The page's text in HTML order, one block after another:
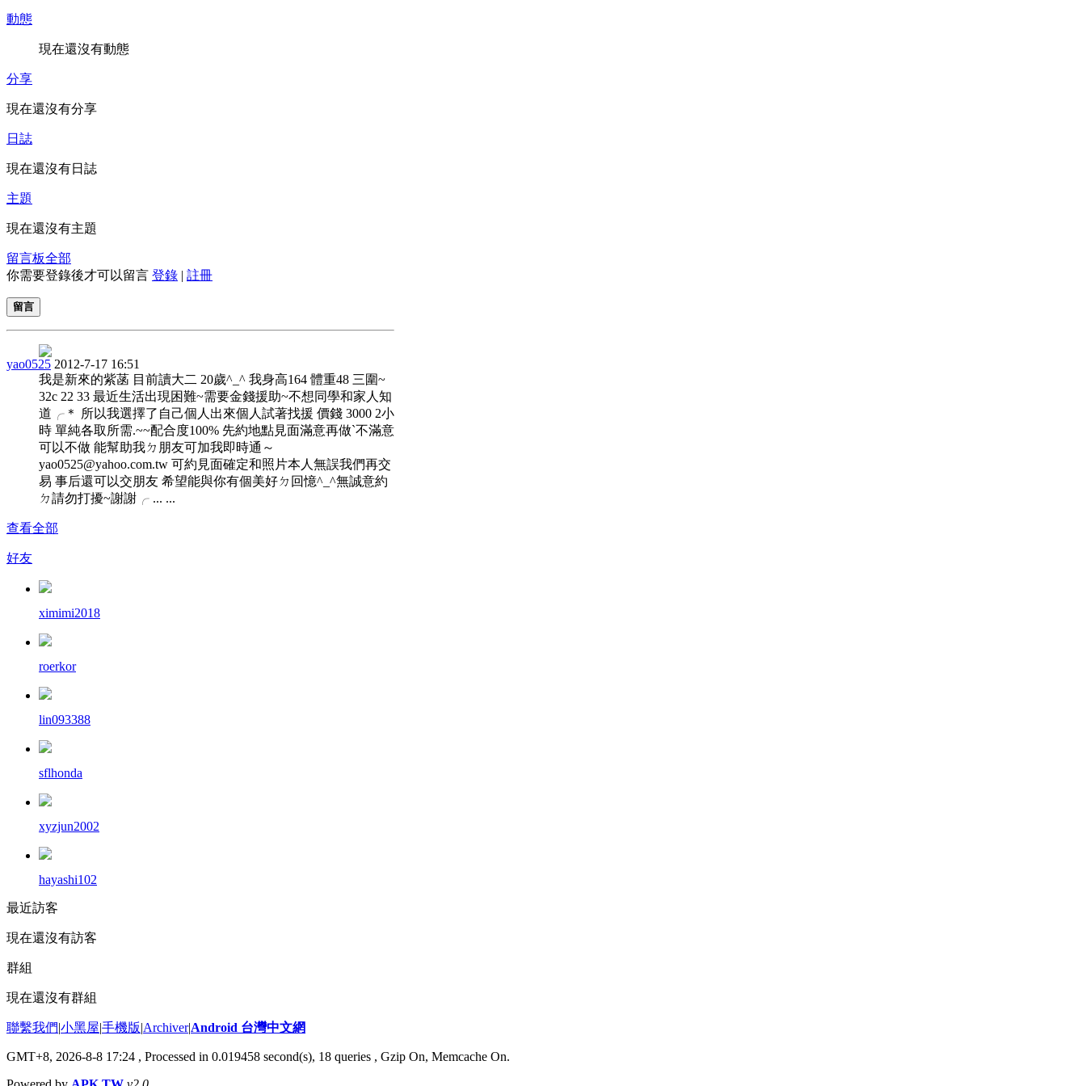
動態
現在還沒有動態
分享
現在還沒有分享
日誌
現在還沒有日誌
主題
現在還沒有主題
留言板全部
你需要登錄後才可以留言 登錄 | 註冊
留言
yao0525 2012-7-17 16:51
我是新來的紫菡 目前讀大二 20歲^_^ 我身高164 體重48 三圍~
32c 22 33 最近生活出現困難~需要金錢援助~不想同學和家人知
道╭＊ 所以我選擇了自己個人出來個人試著找援 價錢 3000 2小
時 單純各取所需.~~配合度100% 先約地點見面滿意再做ˋ不滿意
可以不做 能幫助我ㄉ朋友可加我即時通～
yao0525@yahoo.com.tw 可約見面確定和照片本人無誤我們再交
易 事后還可以交朋友 希望能與你有個美好ㄉ回憶^_^無誠意約
ㄉ請勿打擾~謝謝╭ ... ...
查看全部
好友
ximimi2018
roerkor
lin093388
sflhonda
xyzjun2002
hayashi102
最近訪客
現在還沒有訪客
群組
現在還沒有群組
聯繫我們|小黑屋|手機版|Archiver|Android 台灣中文網
GMT+8, 2026-8-8 17:24 , Processed in 0.019458 second(s), 18 queries , Gzip On, Memcache On.